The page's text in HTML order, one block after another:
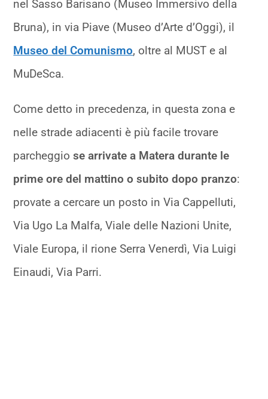
nel Sasso Barisano (Museo Immersivo della
Bruna), in via Piave (Museo d’Arte d’Oggi), il
Museo del Comunismo, oltre al MUST e al
MuDeSca.
Come detto in precedenza, in questa zona e
nelle strade adiacenti è più facile trovare
parcheggiose arrivate a Matera durante le
prime ore del mattino o subito dopo pranzo:
provate a cercare un posto in Via Cappelluti,
Via Ugo La Malfa, Viale delle Nazioni Unite,
Viale Europa, il rione Serra Venerdì, Via Luigi
Einaudi, Via Parri.